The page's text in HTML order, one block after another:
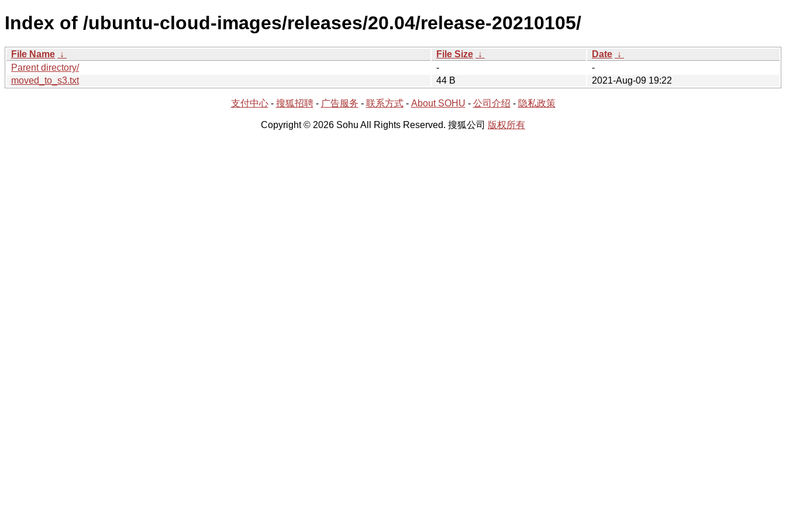
Index of /ubuntu-cloud-images/releases/20.04/release-20210105/
File Name ↓ File Size ↓ Date ↓
Parent directory/
-
-
moved_to_s3.txt
44 B 2021-Aug-09 19:22
支付中心- 搜狐招聘- 广告服务 - 联系方式- About SOHU - 公司介绍 - 隐私政策
Copyright © 2026 Sohu All Rights Reserved. 搜狐公司 版权所有